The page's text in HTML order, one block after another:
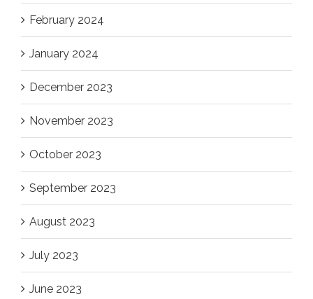
February 2024
January 2024
December 2023
November 2023
October 2023
September 2023
August 2023
July 2023
June 2023